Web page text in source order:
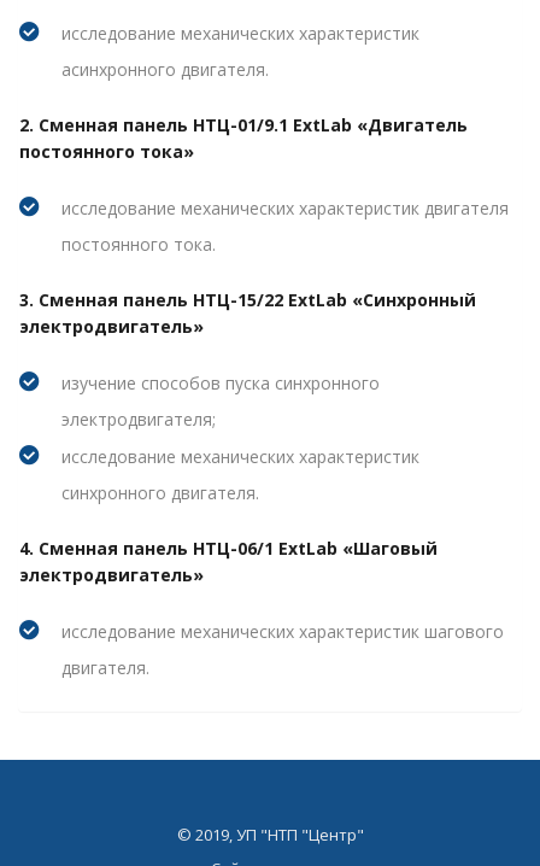
исследование механических характеристик
асинхронного двигателя.
2. Сменная панель НТЦ-01/9.1 ExtLab «Двигатель
постоянного тока»
исследование механических характеристик двигателя
постоянного тока.
3. Сменная панель НТЦ-15/22 ExtLab «Синхронный
электродвигатель»
изучение способов пуска синхронного
электродвигателя;
исследование механических характеристик
синхронного двигателя.
4. Сменная панель НТЦ-06/1 ExtLab «Шаговый
электродвигатель»
исследование механических характеристик шагового
двигателя.
© 2019, УП "НТП "Центр"